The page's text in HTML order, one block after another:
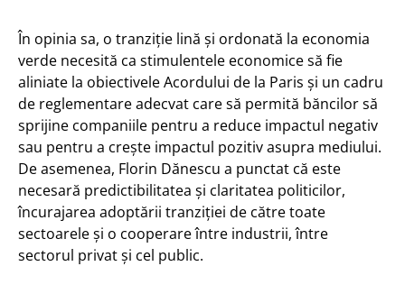
În opinia sa, o tranziție lină și ordonată la economia
verde necesită ca stimulentele economice să fie
aliniate la obiectivele Acordului de la Paris și un cadru
de reglementare adecvat care să permită băncilor să
sprijine companiile pentru a reduce impactul negativ
sau pentru a crește impactul pozitiv asupra mediului.
De asemenea, Florin Dănescu a punctat că este
necesară predictibilitatea și claritatea politicilor,
încurajarea adoptării tranziției de către toate
sectoarele și o cooperare între industrii, între
sectorul privat și cel public.